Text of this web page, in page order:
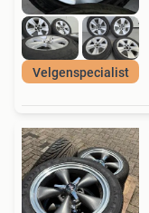
Velgenspecialist